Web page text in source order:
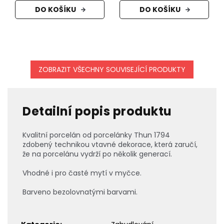
DO KOŠÍKU DO KOŠÍKU
ZOBRAZIT VŠECHNY SOUVISEJÍCÍ PRODUKTY
Detailní popis produktu
Kvalitní porcelán od porcelánky Thun 1794
zdobený technikou vtavné dekorace, která zaručí,
že na porcelánu vydrží po několik generací.
Vhodné i pro časté mytí v myčce.
Barveno bezolovnatými barvami.